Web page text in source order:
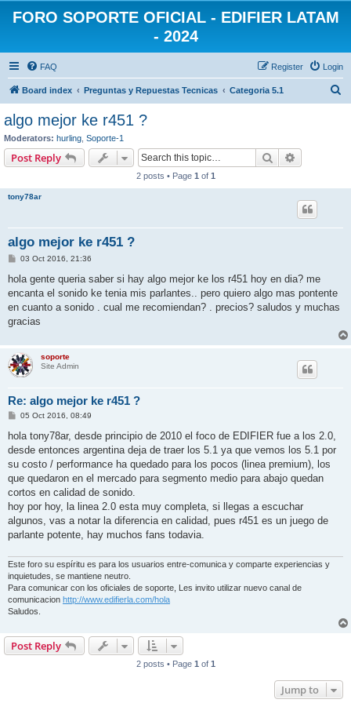
FORO SOPORTE OFICIAL - EDIFIER LATAM
- 2024
FAQ Login
Register
Board index Preguntas y Repuestas Tecnicas Categoria 5.1
algo mejor ke r451 ?
Moderators: hurling Soporte-1
Post Reply Search
2 posts • Page 1 of 1
tony78ar
algo mejor ke r451 ?
P
s
03 Oct 2016, 21:36
hola gente queria saber si hay algo mejor ke los r451 hoy en dia? me
encanta el sonido ke tenia mis parlantes.. pero quiero algo mas pontente
en cuanto a sonido . cual me recomiendan? . precios? saludos y muchas
gracias
soporte
Site Admin
Re: algo mejor ke r451 ?
P
s
05 Oct 2016, 08:49
hola tony78ar, desde principio de 2010 el foco de EDIFIER fue a los 2.0,
desde entonces argentina deja de traer los 5.1 ya que vemos los 5.1 por
su costo / performance ha quedado para los pocos (linea premium), los
que quedaron en el mercado para segmento medio para abajo quedan
cortos en calidad de sonido.
hoy por hoy, la linea 2.0 esta muy completa, si llegas a escuchar
algunos, vas a notar la diferencia en calidad, pues r451 es un juego de
parlante potente, hay muchos fans todavia.
Este foro su espíritu es para los usuarios entre-comunica y comparte experiencias y
inquietudes, se mantiene neutro.
Para comunicar con los oficiales de soporte, Les invito utilizar nuevo canal de
comunicacion http://www.edifierla.com/hola
Saludos.
Post Reply
2 posts • Page 1 of 1
Jump to